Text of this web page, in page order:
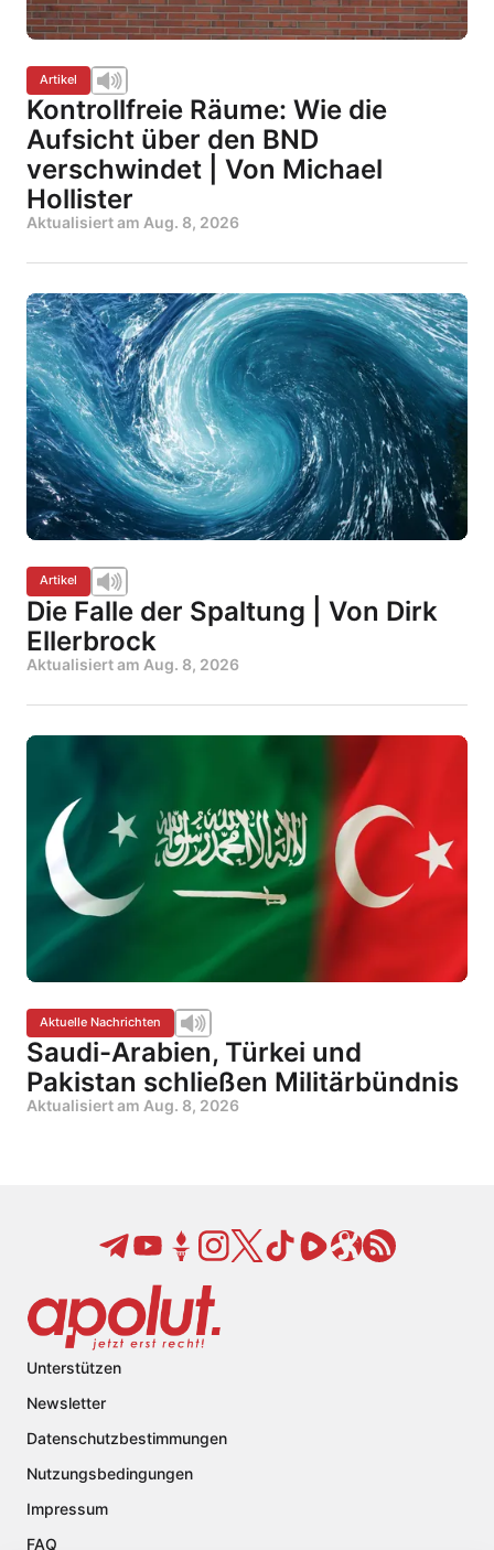
Artikel
Kontrollfreie Räume: Wie die
Aufsicht über den BND
verschwindet | Von Michael
Hollister
Aktualisiert am Aug. 8, 2026
Artikel
Die Falle der Spaltung | Von Dirk
Ellerbrock
Aktualisiert am Aug. 8, 2026
Aktuelle Nachrichten
Saudi-Arabien, Türkei und
Pakistan schließen Militärbündnis
Aktualisiert am Aug. 8, 2026
Unterstützen
Newsletter
Datenschutzbestimmungen
Nutzungsbedingungen
Impressum
FAQ